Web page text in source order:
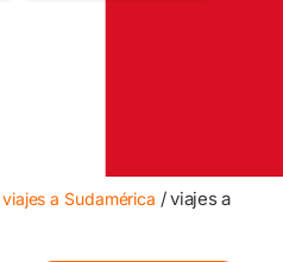
viajes a Sudamérica / viajes a